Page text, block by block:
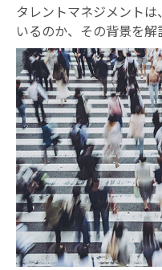
タレントマネジメント
いるのか、その背景を解